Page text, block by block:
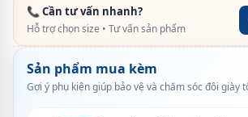
📞 Cần tư vấn nhanh?
Hỗ trợ chọn size • Tư vấn sản phẩm
Sản phẩm mua kèm
Gợi ý phụ kiện giúp bảo vệ và chăm sóc đôi giày